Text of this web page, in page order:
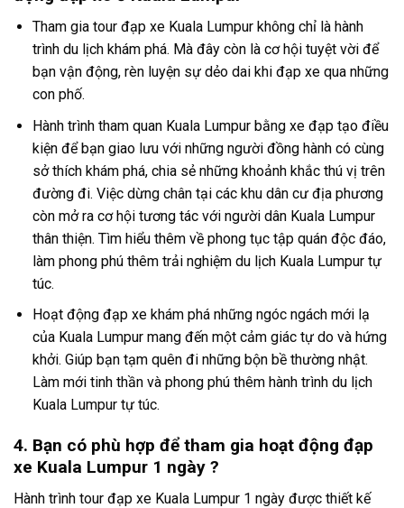
Tham gia tour đạp xe Kuala Lumpurkhông chỉ là hành
trình du lịch khám phá. Mà đây còn là cơ hội tuyệt vời để
bạn vận động, rèn luyện sự dẻo dai khi đạp xe qua những
con phố.
Hành trình tham quanKuala Lumpur bằng xe đạptạo điều
kiện để bạn giao lưu với những người đồng hành có cùng
sở thích khám phá, chia sẻ những khoảnh khắc thú vị trên
đường đi. Việc dừng chân tại các khu dân cư địa phương
còn mở ra cơ hội tương tác với người dân Kuala Lumpur
thân thiện. Tìm hiểu thêm về phong tục tập quán độc đáo,
làm phong phú thêm trải nghiệmdu lịch Kuala Lumpur tự
túc.
Hoạt động đạp xe khám phá những ngóc ngách mới lạ
của Kuala Lumpur mang đến một cảm giác tự do và hứng
khởi. Giúp bạn tạm quên đi những bộn bề thường nhật.
Làm mới tinh thần và phong phú thêm hành trình du lịch
Kuala Lumpur tự túc.
4. Bạn có phù hợp để tham gia hoạt động đạp
xe Kuala Lumpur 1 ngày ?
Hành trình tour đạp xe Kuala Lumpur 1 ngày được thiết kế